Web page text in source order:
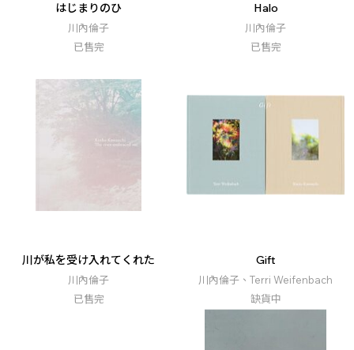
はじまりのひ
川內倫子
已售完
Halo
川內倫子
已售完
川が私を受け入れてくれた
川內倫子
已售完
Gift
川內倫子、Terri Weifenbach
缺貨中